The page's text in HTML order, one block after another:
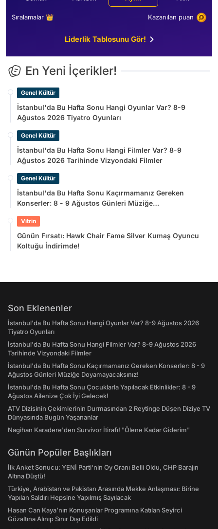
Sıralamalar 👑 Kazanılan puan
Liderlik Tablosunu Gör!
En Yeni İçerikler!
Genel Kültür
İstanbul'da Bu Hafta Sonu Hangi Oyunlar Var? 8-9
Ağustos 2026 Tiyatro Oyunları
Genel Kültür
İstanbul'da Bu Hafta Sonu Hangi Filmler Var? 8-9
Ağustos 2026 Tarihinde Vizyondaki Filmler
Genel Kültür
İstanbul'da Bu Hafta Sonu Kaçırmamanız Gereken
Konserler: 8 - 9 Ağustos Günleri Müziğe
Vitrin
Günün Fırsatı: Hawk Chair Fame Silver Kumaş Oyuncu
Koltuğu İndirimde!
Son Eklenenler
İstanbul'da Bu Hafta Sonu Hangi Oyunlar Var? 8-9 Ağustos 2026
Tiyatro Oyunları
İstanbul'da Bu Hafta Sonu Hangi Filmler Var? 8-9 Ağustos 2026
Tarihinde Vizyondaki Filmler
İstanbul'da Bu Hafta Sonu Kaçırmamanız Gereken Konserler: 8 - 9
Ağustos Günleri Müziğe Doyamayacaksınız!
İstanbul'da Bu Hafta Sonu Çocuklarla Yapılacak Etkinlikler: 8 - 9
Ağustos Ailenize Çok İyi Gelecek!
ATV Dizisinin Çekimlerinin Durmasından 2 Reytinge Düşen Diziye TV
Dünyasında Bugün Yaşananlar
Nagihan Karadere'den Survivor İtirafı! "Ölene Kadar Giderim"
Günün Popüler Başlıkları
İlk Anket Sonucu: YENİ Parti'nin Oy Oranı Belli Oldu, CHP Barajın
Altına Düştü!
Türkiye, Arabistan ve Pakistan Arasında Mekke Anlaşması: Birine
Yapılan Saldırı Hepsine Yapılmış Sayılacak
Hasan Can Kaya’nın Konuşanlar Programına Katılan Seyirci
Gözaltına Alınıp Sınır Dışı Edildi